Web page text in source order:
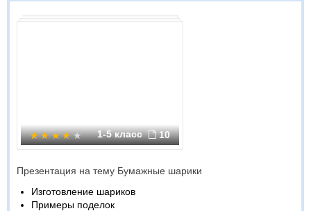
1-5 класс 10
Презентация на тему Бумажные шарики
Изготовление шариков
Примеры поделок